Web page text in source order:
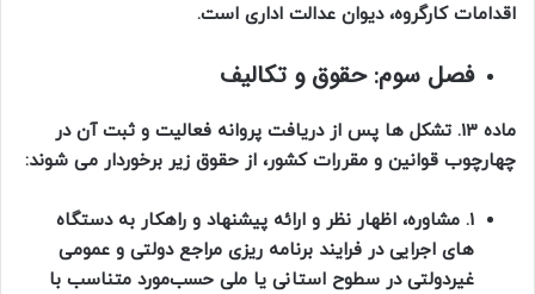
اقدامات کارگروه، دیوان عدالت اداری است.
فصل سوم: حقوق و تکالیف
ماده 13. تشکل‌ ها پس از دریافت پروانه فعالیت و ثبت آن در
چهارچوب قوانین و مقررات کشور، از حقوق زیر برخوردار می‌ شوند:
1. مشاوره، اظهار نظر و ارائه پیشنهاد و راهکار به دستگاه
‌های اجرایی در فرایند برنامه ریزی مراجع دولتی و عمومی
غیردولتی در سطوح استانی یا ملی حسب‌مورد متناسب با